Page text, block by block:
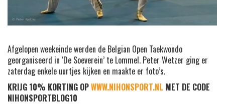
Afgelopen weekeinde werden de Belgian Open Taekwondo
georganiseerd in ‘De Soeverein’ te Lommel. Peter Wetzer ging er
zaterdag enkele uurtjes kijken en maakte er foto’s.
KRIJG 10% KORTING OPWWW.NIHONSPORT.NL MET DE CODE
NIHONSPORTBLOG10